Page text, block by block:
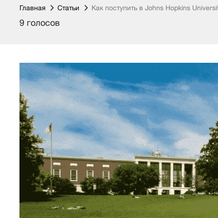
Главная Статьи Как поступить в Johns Hopkins
9 голосов